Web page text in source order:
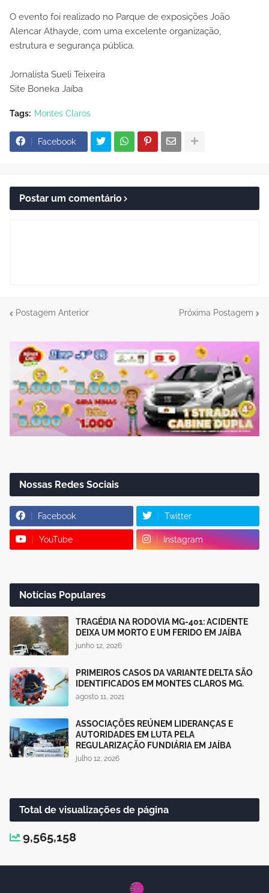
O evento foi realizado no Parque de exposições João
Alencar Athayde, com uma excelente organização,
estrutura e segurança pública.
Jornalista Sueli Teixeira
Site Boneka Jaíba
Tags: Montes Claros
Facebook
Postar um comentário
Postagem Anterior Próxima Postagem
Nossas Redes Sociais
Facebook Twitter
YouTube Instagram
Notícias Populares
TRAGÉDIA NA RODOVIA MG-401: ACIDENTE
DEIXA UM MORTO E UM FERIDO EM JAÍBA
junho 12, 2026
PRIMEIROS CASOS DA VARIANTE DELTA SÃO
IDENTIFICADOS EM MONTES CLAROS MG.
agosto 11, 2021
ASSOCIAÇÕES REÚNEM LIDERANÇAS E
AUTORIDADES EM LUTA PELA
REGULARIZAÇÃO FUNDIÁRIA EM JAÍBA
julho 12, 2026
Total de visualizações de página
9,565,158